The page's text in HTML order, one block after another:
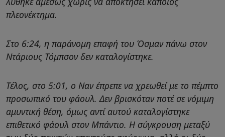
πλεονέκτημα.
Στο 6:24, η παράνομη επαφή του Όσμαν πάνω στον
Ντάριους Τόμπσον δεν καταλογίστηκε.
Τέλος, στο 5:01, ο Ναν έπρεπε να χρεωθεί με το πέμπτο
προσωπικό του φάουλ. Δεν βρισκόταν ποτέ σε νόμιμη
αμυντική θέση, όμως αντί αυτού καταλογίστηκε
επιθετικό φάουλ στον Μπάντιο. Η σύγκρουση μεταξύ